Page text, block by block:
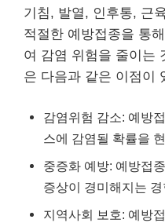
기침, 발열, 인후통, 근
적절한 예방접종을 통
여 감염 위험을 줄이는
은 다음과 같은 이점이
감염위험 감소: 예방
스에 감염될 확률을
중증화 예방: 예방접
증상이 경미해지는
지역사회 보호: 예방